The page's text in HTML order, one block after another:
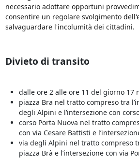
necessario adottare opportuni
consentire un regolare svolgimento
salvaguardare l'incolumità dei cittadini.
Divieto di transito
dalle ore 2 alle ore 11 del giorno 17
piazza Bra nel tratto compreso tra
degli Alpini e l’intersezione con
corso Porta Nuova nel tratto
con via Cesare Battisti e
via degli Alpini nel tratto compreso
piazza Brà e l’intersezione con via